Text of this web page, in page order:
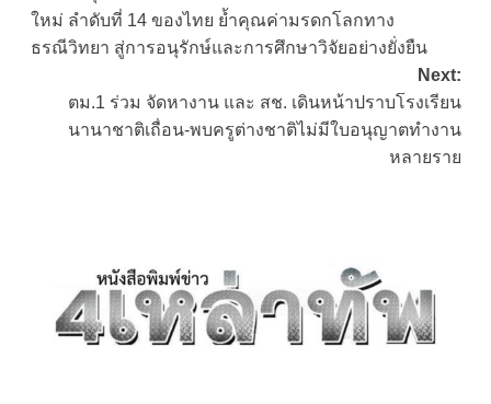
ใหม่ ลำดับที่ 14 ของไทย ย้ำคุณค่ามรดกโลกทาง
ธรณีวิทยา สู่การอนุรักษ์และการศึกษาวิจัยอย่างยั่งยืน
Next:
ตม.1 ร่วม จัดหางาน และ สช. เดินหน้าปราบโรงเรียน
นานาชาติเถื่อน-พบครูต่างชาติไม่มีใบอนุญาตทำงาน
หลายราย